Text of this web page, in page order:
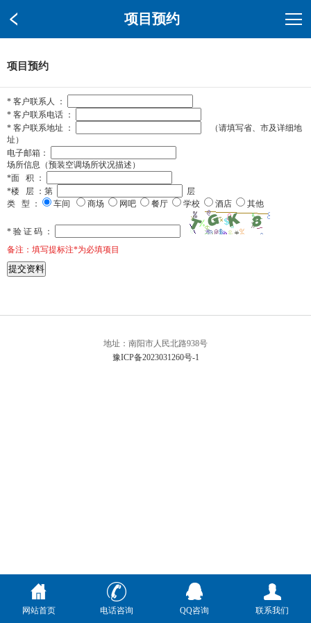
项目预约
项目预约
* 客户联系人 ：
* 客户联系电话 ：
* 客户联系地址 ：
（请填写省、市及详细地
址）
电子邮箱：
场所信息（预装空调场所状况描述）
*面 积 ：
*楼 层 ： 第
层
类 型 ：
车间 商场 网吧 餐厅 学校 酒店 其他
* 验 证 码 ：
备注：填写提标注*为必填项目
地址：南阳市人民北路938号
豫ICP备2023031260号-1
网站首页 电话咨询 QQ咨询 联系我们